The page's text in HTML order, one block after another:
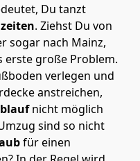
Du tanzt
. Ziehst Du von
sogar nach Mainz,
erste große Problem.
verlegen und
anstreichen,
nicht möglich
sind so nicht
für einen